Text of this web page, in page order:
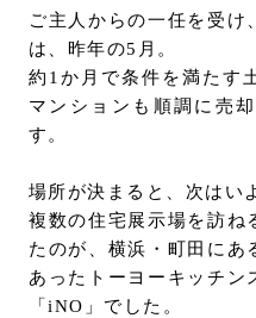
ご主⼈からの⼀任を受け
は、昨年の5⽉。
約1か⽉で条件を満たす
マンションも順調に売
す。
場所が決まると、次はい
複数の住宅展示場を訪ね
たのが、横浜・町田にあ
あったトーヨーキッチン
「iNO」でした。